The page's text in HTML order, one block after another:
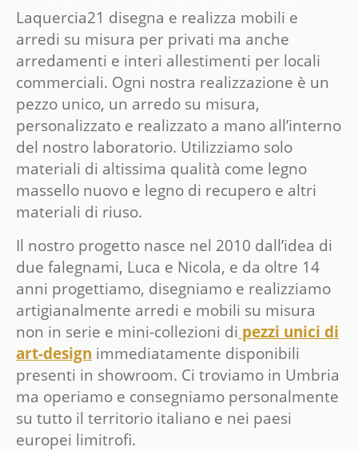
Laquercia21 disegna e realizza mobili e
arredi su misura per privati ma anche
arredamenti e interi allestimenti per locali
commerciali. Ogni nostra realizzazione è un
pezzo unico, un arredo su misura,
personalizzato e realizzato a mano all’interno
del nostro laboratorio. Utilizziamo solo
materiali di altissima qualità come legno
massello nuovo e legno di recupero e altri
materiali di riuso.
Il nostro progetto nasce nel 2010 dall’idea di
due falegnami, Luca e Nicola, e da oltre 14
anni progettiamo, disegniamo e realizziamo
artigianalmente arredi e mobili su misura
non in serie e mini-collezioni di pezzi unici di
art-design immediatamente disponibili
presenti in showroom. Ci troviamo in Umbria
ma operiamo e consegniamo personalmente
su tutto il territorio italiano e nei paesi
europei limitrofi.